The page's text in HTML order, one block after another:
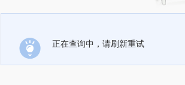
正在查询中，请刷新重试